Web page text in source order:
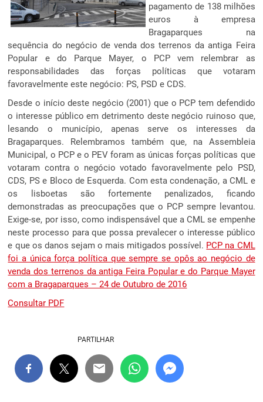
pagamento de 138 milhões
euros à empresa
Bragaparques na
sequência do negócio de venda dos terrenos da antiga Feira
Popular e do Parque Mayer, o PCP vem relembrar as
responsabilidades das forças políticas que votaram
favoravelmente este negócio: PS, PSD e CDS.
Desde o início deste negócio (2001) que o PCP tem defendido
o interesse público em detrimento deste negócio ruinoso que,
lesando o município, apenas serve os interesses da
Bragaparques. Relembramos também que, na Assembleia
Municipal, o PCP e o PEV foram as únicas forças políticas que
votaram contra o negócio votado favoravelmente pelo PSD,
CDS, PS e Bloco de Esquerda. Com esta condenação, a CML e
os lisboetas são fortemente penalizados, ficando
demonstradas as preocupações que o PCP sempre levantou.
Exige-se, por isso, como indispensável que a CML se empenhe
neste processo para que possa prevalecer o interesse público
e que os danos sejam o mais mitigados possível. PCP na CML
foi a única força política que sempre se opôs ao negócio de
venda dos terrenos da antiga Feira Popular e do Parque Mayer
com a Bragaparques – 24 de Outubro de 2016
Consultar PDF
PARTILHAR